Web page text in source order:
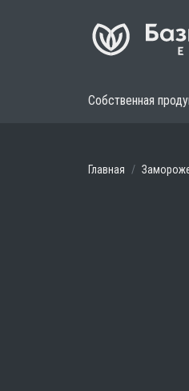
Собственная
Главная